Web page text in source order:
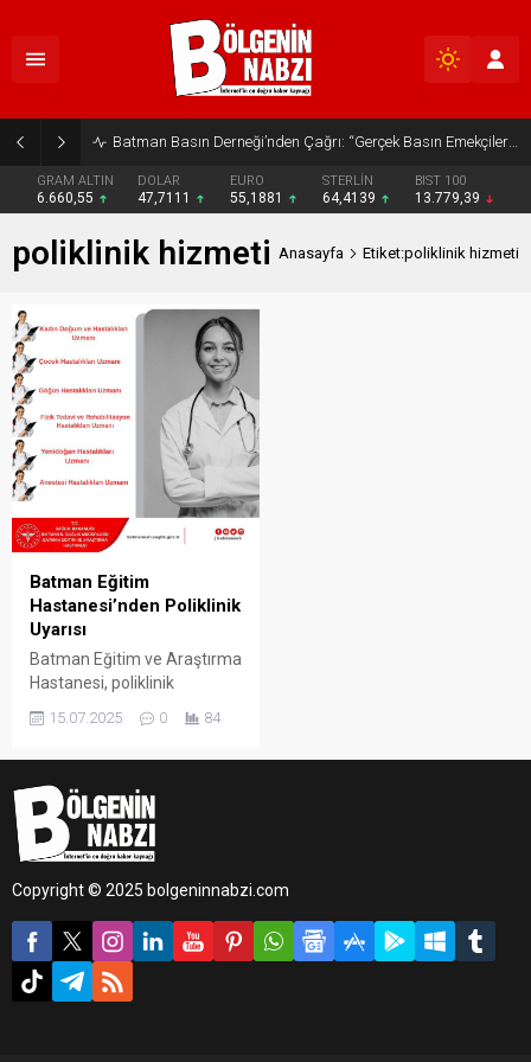
Batman Basın Derneği’nden Çağrı: “Gerçek Basın Emekçileri Desteklenmeli”
GRAM ALTIN
6.660,55
DOLAR
47,7111
EURO
55,1881
STERLİN
64,4139
BIST 100
13.779,39
poliklinik hizmeti Anasayfa Etiket:poliklinik hizmeti
Batman Eğitim
Hastanesi’nden Poliklinik
Uyarısı
Batman Eğitim ve Araştırma
Hastanesi, poliklinik
sosyal medya hesabı
15.07.2025 0 84
Copyright © 2025 bolgeninnabzi.com